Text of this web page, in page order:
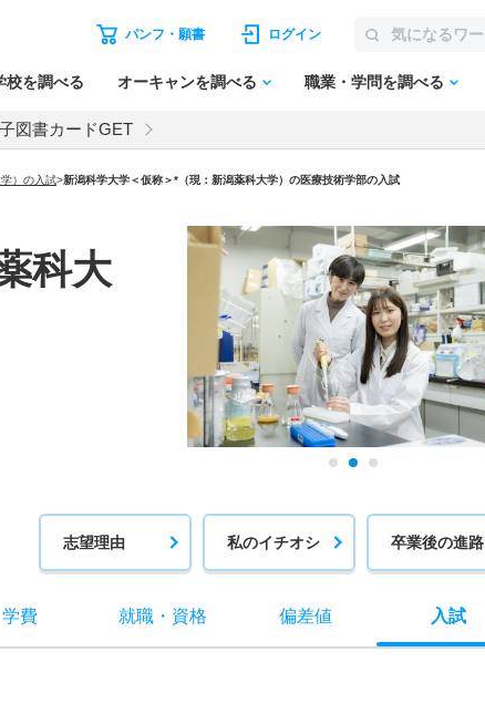
パンフ・願書 ログイン
校を調べる オーキャンを調べる 職業・学問を調べる
図書カードGET
） の入試>新潟科学大学＜仮称＞*（現：新潟薬科大学） の医療技術学部の入試
科大
志望理由 私のイチオシ 卒業後の進路
学費 就職・ 資格 偏差値 入試